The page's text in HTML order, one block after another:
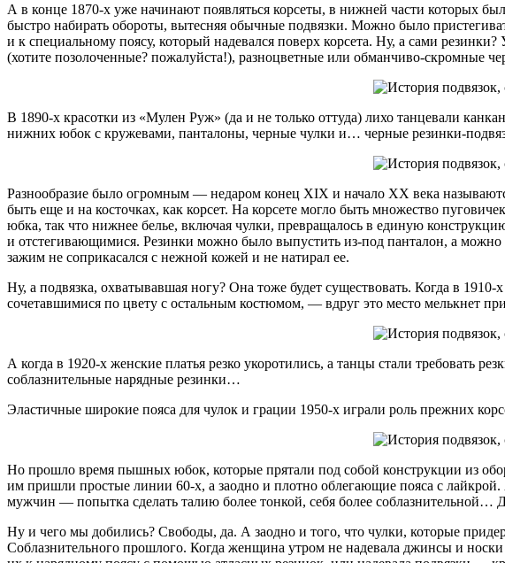
А в конце 1870-х уже начинают появляться корсеты, в нижней части которых
быстро набирать обороты, вытесняя обычные подвязки. Можно было
и к специальному поясу, который надевался поверх корсета. Ну, а сами
(хотите позолоченные? пожалуйста!), разноцветные или обманчиво-скромные
В 1890-х красотки из «Мулен Руж» (да и не только оттуда) лихо танцевали
нижних юбок с кружевами, панталоны, черные чулки и… черные резинки-
Разнообразие было огромным — недаром конец XIX и начало XX века
быть еще и на косточках, как корсет. На корсете могло быть множество
юбка, так что нижнее белье, включая чулки, превращалось в единую
и отстегивающимися. Резинки можно было выпустить из-под панталон, а
зажим не соприкасался с нежной кожей и не натирал ее.
Ну, а подвязка, охватывавшая ногу? Она тоже будет существовать. Когда в
сочетавшимися по цвету с остальным костюмом, — вдруг это место мелькнет
А когда в 1920-х женские платья резко укоротились, а танцы стали требовать
соблазнительные нарядные резинки…
Эластичные широкие пояса для чулок и грации 1950-х играли роль прежних
Но прошло время пышных юбок, которые прятали под собой конструкции из
им пришли простые линии 60-х, а заодно и плотно облегающие пояса с
мужчин — попытка сделать талию более тонкой, себя более соблазнительной…
Ну и чего мы добились? Свободы, да. А заодно и того, что чулки, которые
Соблазнительного прошлого. Когда женщина утром не надевала джинсы и